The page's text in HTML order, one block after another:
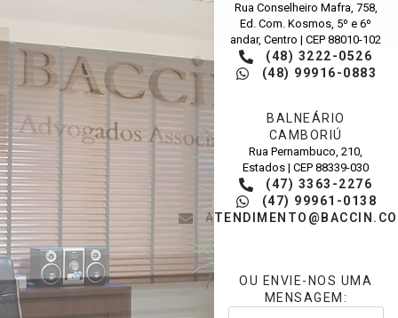
Rua Conselheiro Mafra, 758,
Ed. Com. Kosmos, 5º e 6º
andar, Centro | CEP 88010-102
(48) 3222-0526
(48) 99916-0883
BALNEÁRIO
CAMBORIÚ
Rua Pernambuco, 210,
Estados | CEP 88339-030
(47) 3363-2276
(47) 99961-0138
OU ENVIE-NOS UMA
MENSAGEM: